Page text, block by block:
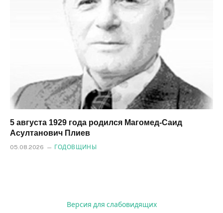
5 августа 1929 года родился Магомед‑Саид
Асултанович Плиев
05.08.2026 ГОДОВЩИНЫ
Версия для слабовидящих